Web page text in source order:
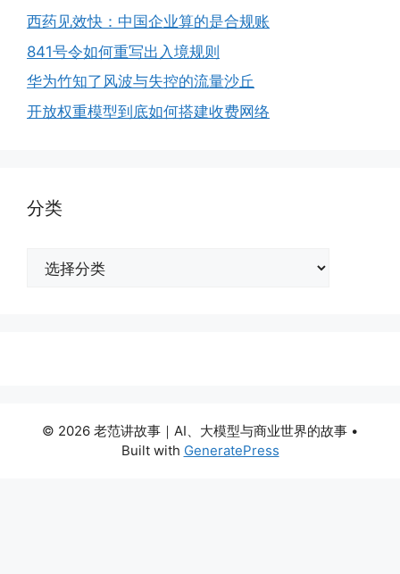
西药见效快：中国企业算的是合规账
841号令如何重写出入境规则
华为竹知了风波与失控的流量沙丘
开放权重模型到底如何搭建收费网络
分类
© 2026 老范讲故事｜AI、大模型与商业世界的故事 •
Built with GeneratePress